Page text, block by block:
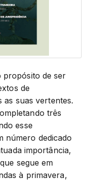
propósito de ser
de
as suas vertentes.
três
esse
número dedicado
importância,
segue em
à primavera,